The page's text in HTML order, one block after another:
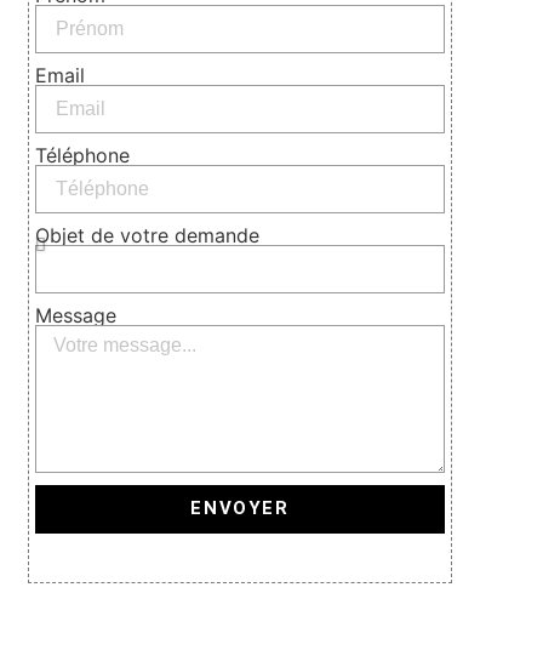
Email
Téléphone
Objet de votre demande
Message
ENVOYER